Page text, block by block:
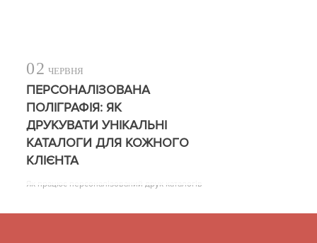
02 ЧЕРВНЯ
ПЕРСОНАЛІЗОВАНА
ПОЛІГРАФІЯ: ЯК
ДРУКУВАТИ УНІКАЛЬНІ
КАТАЛОГИ ДЛЯ КОЖНОГО
КЛІЄНТА
Як працює персоналізований друк каталогів